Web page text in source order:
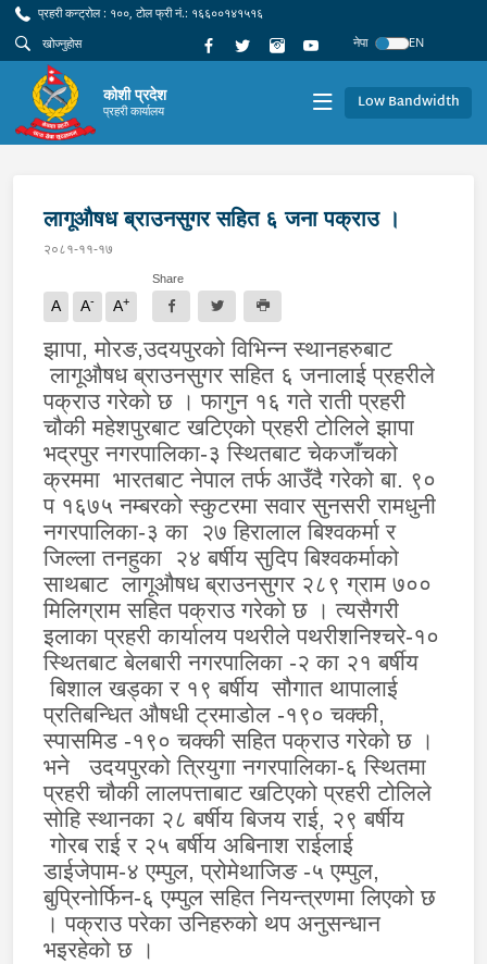
प्रहरी कन्ट्रोल : १००, टोल फ्री नं.: १६६००१४१५१६
नेपा
EN
कोशी प्रदेश
प्रहरी कार्यालय Low Bandwidth
लागूऔषध ब्राउनसुगर सहित ६ जना पक्राउ ।
२०८१-११-१७
A A- A+
Share
झापा, मोरङ,उदयपुरको विभिन्न स्थानहरुबाट
लागूऔषध ब्राउनसुगर सहित ६ जनालाई प्रहरीले
पक्राउ गरेको छ । फागुन १६ गते राती प्रहरी
चौकी महेशपुरबाट खटिएको प्रहरी टोलिले झापा
भद्रपुर नगरपालिका-३ स्थितबाट चेकजाँचको
क्रममा भारतबाट नेपाल तर्फ आउँदै गरेको बा. ९०
प १६७५ नम्बरको स्कुटरमा सवार सुनसरी रामधुनी
नगरपालिका-३ का २७ हिरालाल बिश्वकर्मा र
जिल्ला तनहुका २४ बर्षीय सुदिप बिश्वकर्माको
साथबाट लागूऔषध ब्राउनसुगर २८९ ग्राम ७००
मिलिग्राम सहित पक्राउ गरेको छ । त्यसैगरी
इलाका प्रहरी कार्यालय पथरीले पथरीशनिश्चरे-१०
स्थितबाट बेलबारी नगरपालिका -२ का २१ बर्षीय
बिशाल खड्का र १९ बर्षीय सौगात थापालाई
प्रतिबन्धित औषधी ट्रमाडोल -१९० चक्की,
स्पासमिड -१९० चक्की सहित पक्राउ गरेको छ ।
भने
उदयपुरको त्रियुगा नगरपालिका-६ स्थितमा
प्रहरी चौकी लालपत्ताबाट खटिएको प्रहरी टोलिले
सोहि स्थानका २८ बर्षीय बिजय राई, २९ बर्षीय
गोरब राई र २५ बर्षीय अबिनाश राईलाई
डाईजेपाम-४ एम्पुल,प्रोमेथाजिङ -५ एम्पुल,
बुप्रिनोर्फिन-६ एम्पुल सहित नियन्त्रणमा लिएको छ
। पक्राउ परेका उनिहरुको थप अनुसन्धान
भइरहेको छ ।